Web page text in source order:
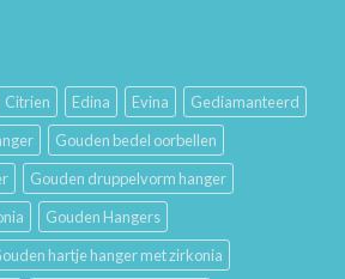
Hun
Betekenis
Citrien Edina Evina
Gediamanteerd
Gouden bedel oorbellen
Gouden druppelvorm hanger
Gouden Hangers
hartje hanger met zirkonia